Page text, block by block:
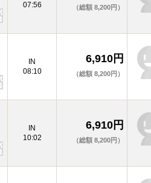
07:56
（総額 8,200円）
IN
08:10
6,910円
（総額 8,200円）
IN
10:02
6,910円
（総額 8,200円）